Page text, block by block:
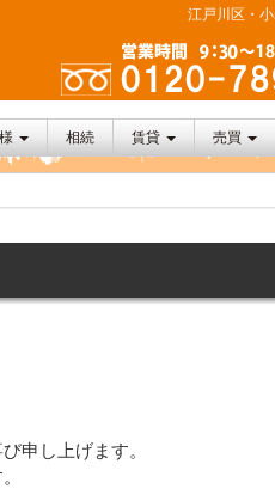
江戸川区・
相続 賃貸 売買
申し上げます。